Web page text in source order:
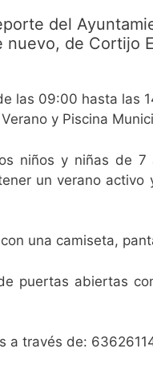
del
nuevo, de Cortijo
las 09:00 hasta las
y Piscina
niños y niñas de
un verano
una camiseta,
puertas abiertas
a través de: